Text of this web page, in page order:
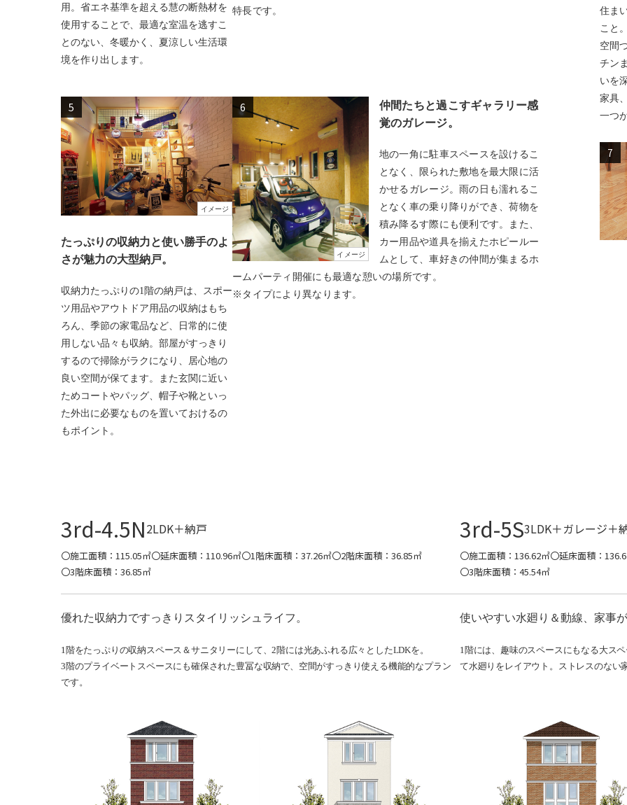
用。省エネ基準を超える慧の断熱材を
使用することで、最適な室温を逃すこ
とのない、冬暖かく、夏涼しい生活環
境を作り出します。
特長です。
5
イメージ
たっぷりの収納力と使い勝手のよ
さが魅力の大型納戸。
収納力たっぷりの1階の納戸は、スポー
ツ用品やアウトドア用品の収納はもち
ろん、季節の家電品など、日常的に使
用しない品々も収納。部屋がすっきり
するので掃除がラクになり、居心地の
良い空間が保てます。また玄関に近い
ためコートやパッグ、帽子や靴といっ
た外出に必要なものを置いておけるの
もポイント。
6
イメージ
仲間たちと過こすギャラリー感
覚のガレージ。
地の一角に駐車スペースを設けるこ
となく、限られた敷地を最大限に活
かせるガレージ。雨の日も濡れるこ
となく車の乗り降りができ、荷物を
積み降るす際にも便利です。また、
カー用品や道具を揃えたホピールー
ムとして、車好きの仲間が集まるホ
ームパーティ開催にも最適な憩いの場所です。
※タイプにより異なります。
住ま
こと
空間
チン
いを
家具
一つ
7
3rd-4.5N2LDK＋納戸
〇施工面積：115.05㎡〇延床面積：110.96㎡〇1階床面積：37.26㎡〇2階床面積：36.85㎡
〇3階床面積：36.85㎡
優れた収納力ですっきりスタイリッシュライフ。
1階をたっぷりの収納スペース＆サニタリーにして、2階には光あふれる広々としたLDKを。
3階のプライベートスペースにも確保された豊冨な収納で、空間がすっきり使える機能的なプラン
です。
3rd-5S3LDK＋ガレージ＋
〇施工面積：136.62㎡〇延床面積：
〇3階床面積：45.54㎡
使いやすい水廻り＆動線、家事
1階には、趣味のスペースにもなる大ス
て水廻りをレイアウト。ストレスのない